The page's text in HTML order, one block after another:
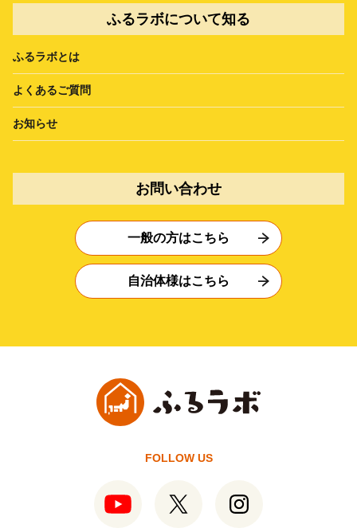
ふるラボについて知る
ふるラボとは
よくあるご質問
お知らせ
お問い合わせ
一般の方はこちら
自治体様はこちら
FOLLOW US